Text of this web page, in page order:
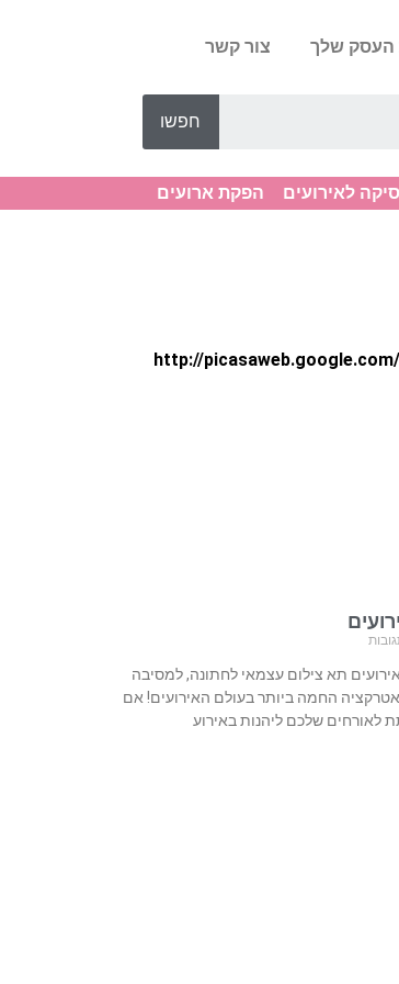
שלך צור קשר
חפשו
לאירועים הפקת ארועים
תא צילום עצמאי לחתונה, למסיבה
החמה ביותר בעולם האירועים! אם
שלכם ליהנות באירוע